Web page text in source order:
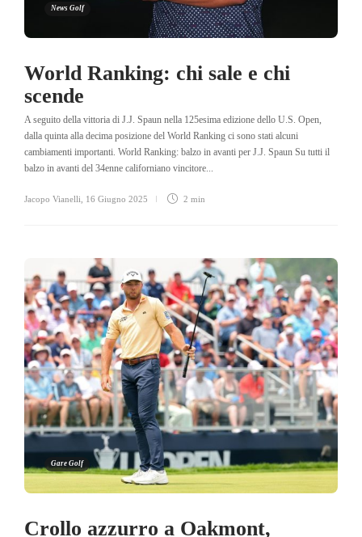
News Golf
World Ranking: chi sale e chi
scende
A seguito della vittoria di J.J. Spaun nella 125esima edizione dello U.S. Open,
dalla quinta alla decima posizione del World Ranking ci sono stati alcuni
cambiamenti importanti. World Ranking: balzo in avanti per J.J. Spaun Su tutti il
balzo in avanti del 34enne californiano vincitore...
Jacopo Vianelli 16 Giugno 2025 2 min
Gare Golf
Crollo azzurro a Oakmont,